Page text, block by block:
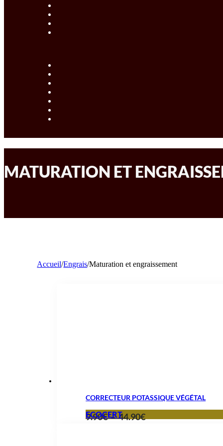
MATURATION ET
Accueil/Engrais/Maturation et engraissement
CORRECTEUR POTASSIQUE VÉGÉTAL
9.90€–44.90€Plage
ECOCERT